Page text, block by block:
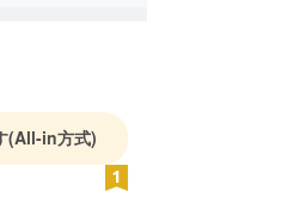
(All-in方式)